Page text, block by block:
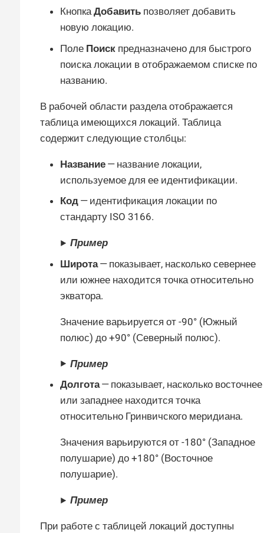
КнопкаДобавить позволяет добавить
новую локацию.
Поле Поиск предназначено для быстрого
поиска локации в отображаемом списке по
названию.
В рабочей области раздела отображается
таблица имеющихся локаций. Таблица
содержит следующие столбцы:
Название — название локации,
используемое для ее идентификации.
Код — идентификация локации по
стандарту ISO 3166.
Пример
Широта— показывает, насколько севернее
или южнее находится точка относительно
экватора.
Значение варьируется от -90° (Южный
полюс) до +90° (Северный полюс).
Пример
Долгота— показывает, насколько восточнее
или западнее находится точка
относительно Гринвичского меридиана.
Значения варьируются от -180° (Западное
полушарие) до +180° (Восточное
полушарие).
Пример
При работе с таблицей локаций доступны